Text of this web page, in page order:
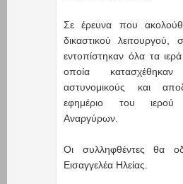
Σε έρευνα που
δικαστικού λειτουργού,
εντοπίστηκαν όλα τα ιερά
οποία
αστυνομικούς και
εφημέριο του
Αναργύρων.
Οι συλληφθέντες θα
Εισαγγελέα Ηλείας.